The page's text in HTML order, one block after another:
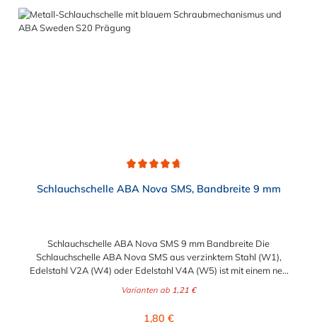
Schlauchschelle ABA Nova SMS, Bandbreite 9 mm
Schlauchschelle ABA Nova SMS 9 mm Bandbreite Die
Schlauchschelle ABA Nova SMS aus verzinktem Stahl (W1),
Edelstahl V2A (W4) oder Edelstahl V4A (W5) ist mit einem neu
Spannkraft und sichere Führung des Bandes sorgt. Der kurze
Varianten ab 1,21 €
Regulärer Preis:
1,80 €